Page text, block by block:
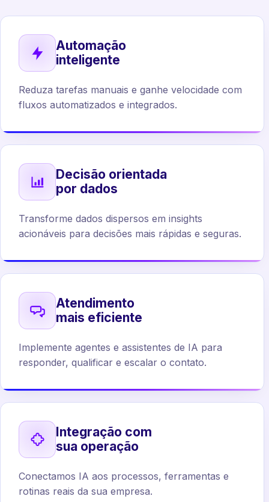
Automação
inteligente
Reduza tarefas manuais e ganhe velocidade com
fluxos automatizados e integrados.
Decisão orientada
por dados
Transforme dados dispersos em insights
acionáveis para decisões mais rápidas e seguras.
Atendimento
mais eficiente
Implemente agentes e assistentes de IA para
responder, qualificar e escalar o contato.
Integração com
sua operação
Conectamos IA aos processos, ferramentas e
rotinas reais da sua empresa.